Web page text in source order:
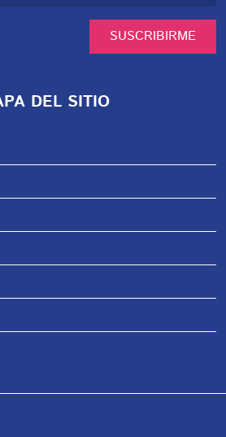
SUSCRIBIRME
DEL SITIO